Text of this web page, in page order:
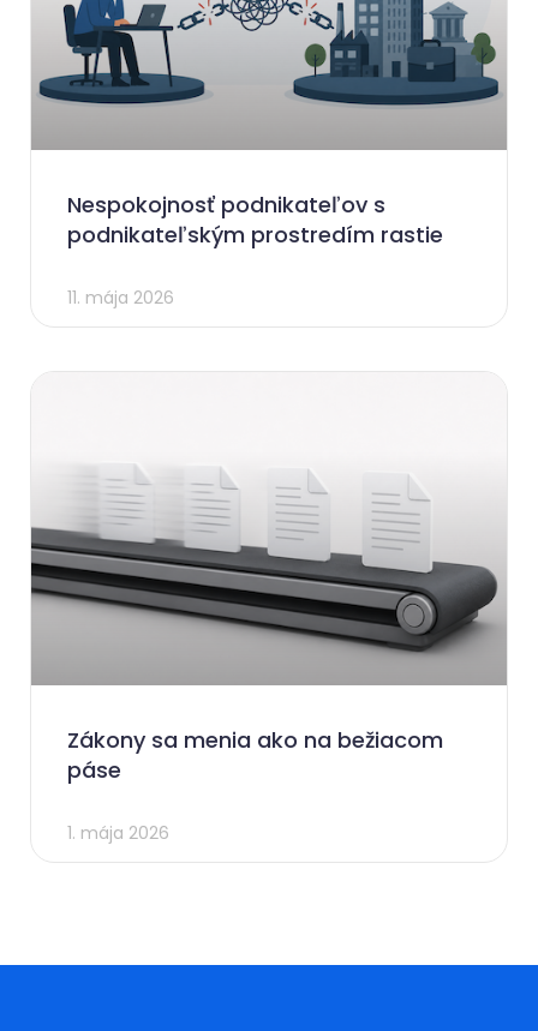
Nespokojnosť podnikateľov s
podnikateľským prostredím rastie
11. mája 2026
Zákony sa menia ako na bežiacom
páse
1. mája 2026